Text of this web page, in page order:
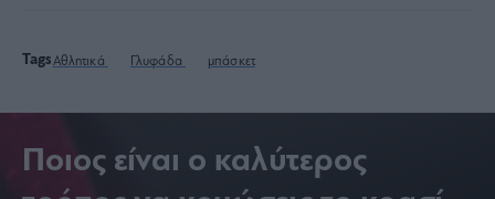
TagsΑθλητικά Γλυφάδα μπάσκετ
Ποιος είναι ο καλύτερος